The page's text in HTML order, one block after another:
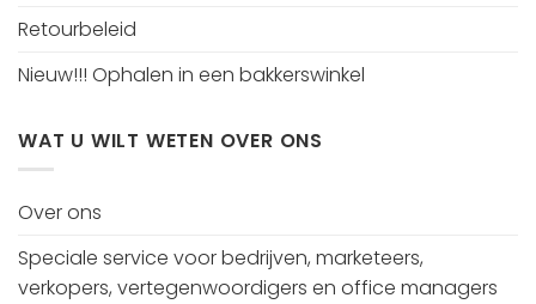
Retourbeleid
Nieuw!!! Ophalen in een bakkerswinkel
WAT U WILT WETEN OVER ONS
Over ons
Speciale service voor bedrijven, marketeers,
verkopers, vertegenwoordigers en office managers